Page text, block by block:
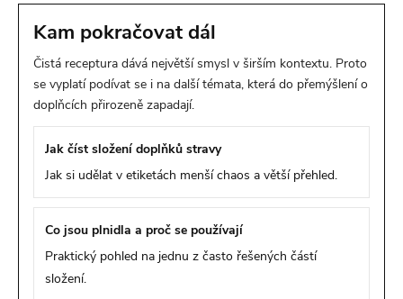
Kam pokračovat dál
Čistá receptura dává největší smysl v širším kontextu. Proto
se vyplatí podívat se i na další témata, která do přemýšlení o
doplňcích přirozeně zapadají.
Jak číst složení doplňků stravy
Jak si udělat v etiketách menší chaos a větší přehled.
Co jsou plnidla a proč se používají
Praktický pohled na jednu z často řešených částí
složení.